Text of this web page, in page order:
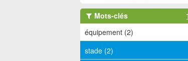
Mots-clés
équipement (2)
stade (2)